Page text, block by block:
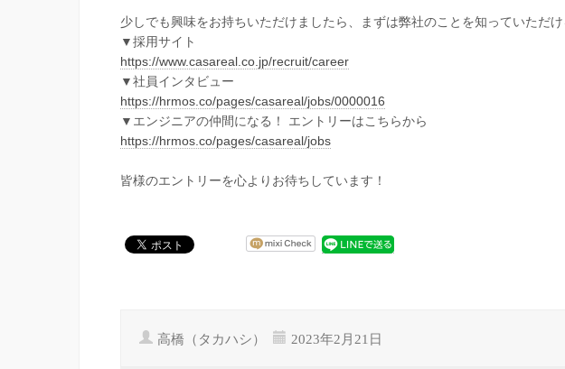
少しでも興味をお持ちいただけましたら、まずは弊社のことを知っていただけ
▼採用サイト
https://www.casareal.co.jp/recruit/career
▼社員インタビュー
https://hrmos.co/pages/casareal/jobs/0000016
▼エンジニアの仲間になる！ エントリーはこちらから
https://hrmos.co/pages/casareal/jobs
皆様のエントリーを心よりお待ちしています！
高橋（タカハシ） 2023年2月21日